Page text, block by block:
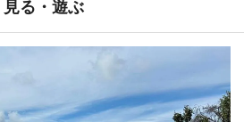
見る・遊ぶ